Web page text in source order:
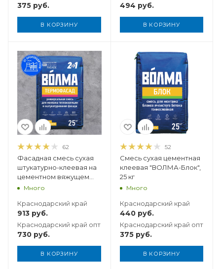
375 руб.
В КОРЗИНУ
494 руб.
В КОРЗИНУ
62
Фасадная смесь сухая
штукатурно-клеевая на
цементном вяжущем
"ВОЛМА-Термофасад",
Много
Краснодарский край
913 руб.
Краснодарский край опт
730 руб.
В КОРЗИНУ
Вес, кг
25
52
Смесь сухая цементная
клеевая "ВОЛМА-Блок",
25 кг
Много
Краснодарский край
440руб.
Краснодарский край опт
375руб.
В КОРЗИНУ